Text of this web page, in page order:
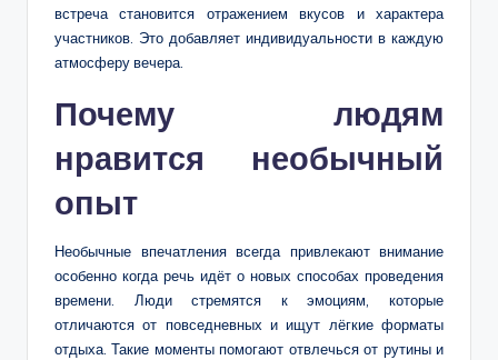
встреча становится отражением вкусов и характера
участников. Это добавляет индивидуальности в каждую
атмосферу вечера.
Почему людям
нравится необычный
опыт
Необычные впечатления всегда привлекают внимание
особенно когда речь идёт о новых способах проведения
времени. Люди стремятся к эмоциям, которые
отличаются от повседневных и ищут лёгкие форматы
отдыха. Такие моменты помогают отвлечься от рутины и